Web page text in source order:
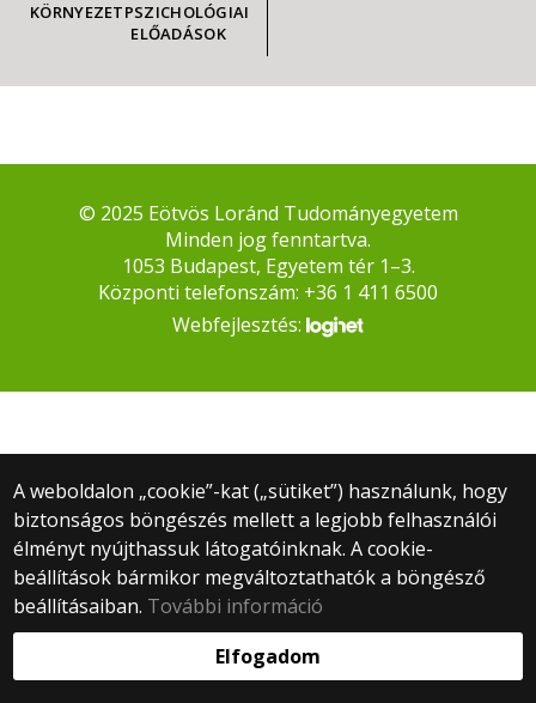
KÖRNYEZETPSZICHOLÓGIAI
ELŐADÁSOK
A weboldalon „cookie”-kat („sütiket”) használunk, hogy
biztonságos böngészés mellett a legjobb felhasználói
élményt nyújthassuk látogatóinknak. A cookie-
beállítások bármikor megváltoztathatók a böngésző
beállításaiban. További információ
Elfogadom
© 2025 Eötvös Loránd Tudományegyetem
Minden jog fenntartva.
1053 Budapest, Egyetem tér 1–3.
Központi telefonszám: +36 1 411 6500
Webfejlesztés: